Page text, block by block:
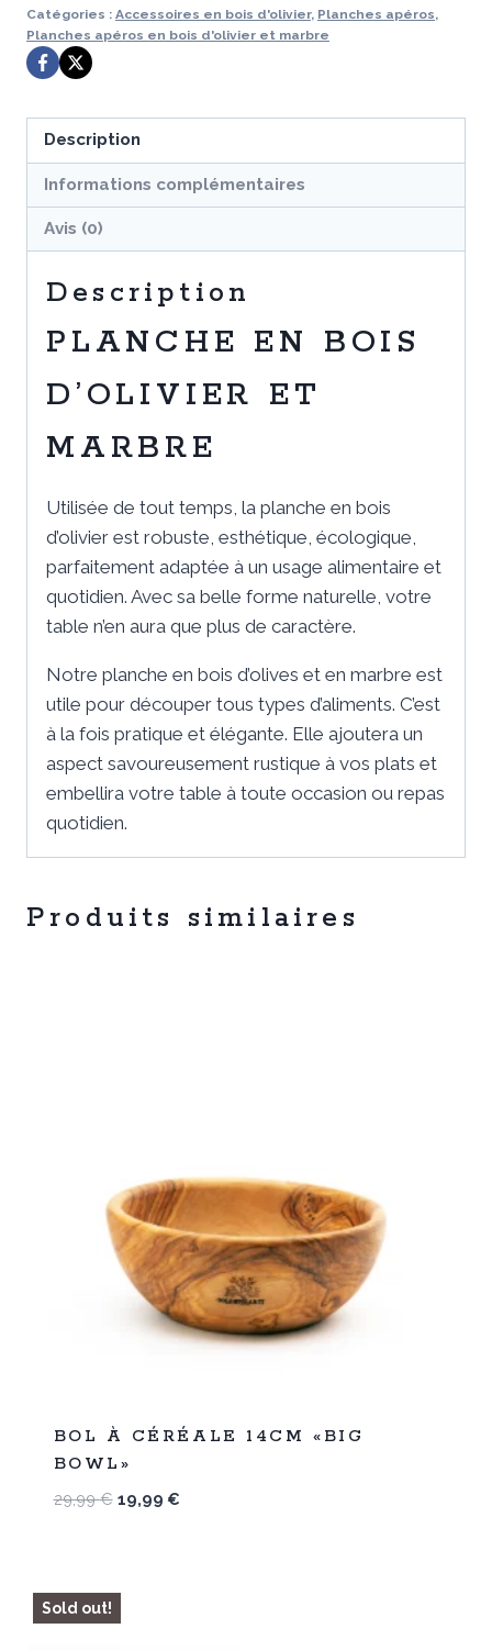
EN
BOIS
D'OLIVIER
ET
MARBRE
Catégories : Accessoires en bois d'olivier, Planches apéros,
Planches apéros en bois d'olivier et marbre
Description
Informations complémentaires
Avis (0)
Description
PLANCHE EN BOIS
D’OLIVIER ET
MARBRE
Utilisée de tout temps, la planche en bois
d’olivier est robuste, esthétique, écologique,
parfaitement adaptée à un usage alimentaire et
quotidien. Avec sa belle forme naturelle, votre
table n’en aura que plus de caractère.
Notre planche en bois d’olives et en marbre est
utile pour découper tous types d’aliments. C’est
à la fois pratique et élégante. Elle ajoutera un
aspect savoureusement rustique à vos plats et
embellira votre table à toute occasion ou repas
quotidien.
Produits similaires
-
33
BOL À CÉRÉALE 14CM «BIG
BOWL»
29,99€ Le
29,99 €.
19,99 €Le
Sold out!